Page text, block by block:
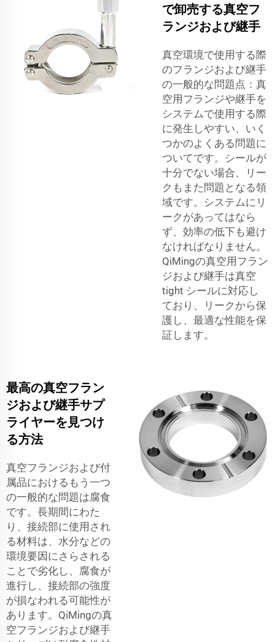
で卸売する真空フ
ランジおよび継手
真空環境で使用する際
のフランジおよび継手
の一般的な問題点：真
空用フランジや継手を
システムで使用する際
に発生しやすい、いく
つかのよくある問題に
ついてです。シールが
十分でない場合、リー
クもまた問題となる領
域です。システムにリ
ークがあってはなら
ず、効率の低下も避け
なければなりません。
QiMingの真空用フラン
ジおよび継手は真空
tight シールに対応し
ており、リークから保
護し、最適な性能を保
証します。
最高の真空フラン
ジおよび継手サプ
ライヤーを見つけ
る方法
真空フランジおよび付
属品におけるもう一つ
の一般的な問題は腐食
です。長期間にわた
り、接続部に使用され
る材料は、水分などの
環境要因にさらされる
ことで劣化し、腐食が
進行し、接続部の強度
が損なわれる可能性が
あります。QiMingの真
空フランジおよび継手